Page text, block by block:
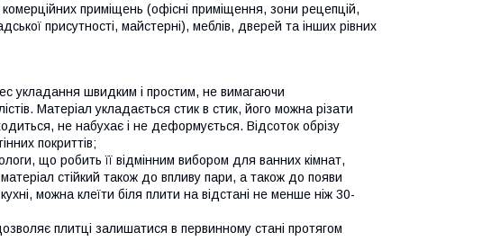
приміщень (офісні приміщення, зони рецепцій,
присутності, майстерні), меблів, дверей та інших рівних
укладання швидким і простим, не вимагаючи
Матеріал укладається стик в стик, його можна різати
не набухає і не деформується. Відсоток обрізу
покриттів;
що робить її відмінним вибором для ванних кімнат,
стійкий також до впливу пари, а також до появи
можна клеїти біля плити на відстані не менше ніж 30-
дозволяє плитці залишатися в первинному стані протягом